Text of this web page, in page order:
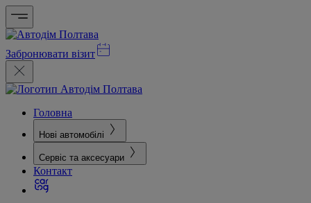
Забронювати візит
Головна
Нові автомобілі
Сервіс та аксесуари
Контакт